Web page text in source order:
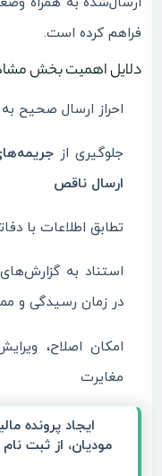
فراهم کرده است.
دلایل اهمیت بخش
احراز ارسال صحیح
جلوگیری از
ارسال ناقص
تطابق اطلاعات با
استناد به
در زمان رسیدگی و
امکان اصلاح،
مغایرت
ایجاد پرونده